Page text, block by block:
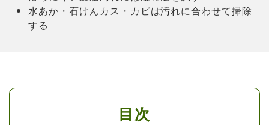
水あか・石けんカス・カビは汚れに合わせて掃除
する
目次